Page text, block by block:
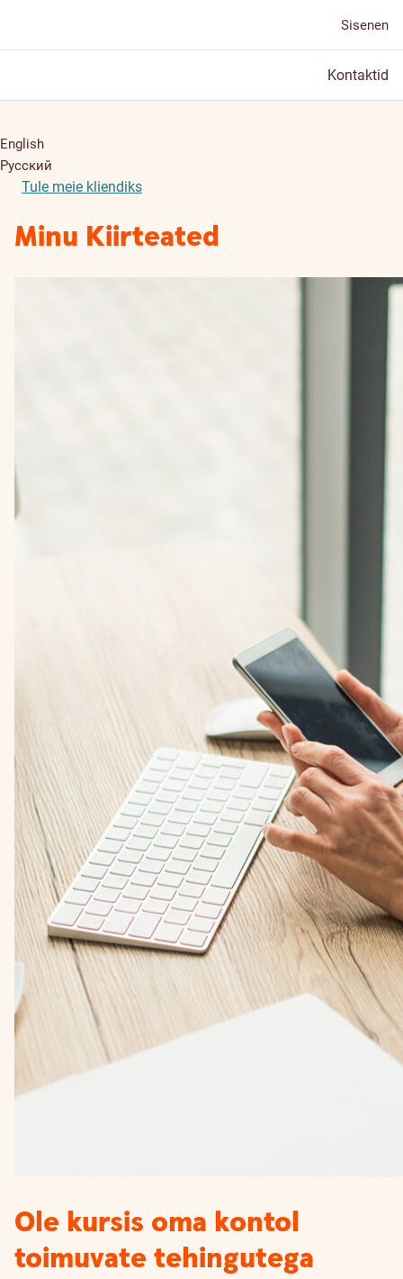
Sisenen
Kontaktid
English
Русский
Tule meie kliendiks
Minu Kiirteated
Ole kursis oma kontol
toimuvate tehingutega